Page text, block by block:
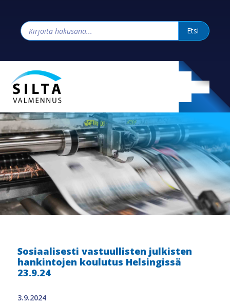
Sosiaalisesti vastuullisten julkisten
hankintojen koulutus Helsingissä
23.9.24
3.9.2024